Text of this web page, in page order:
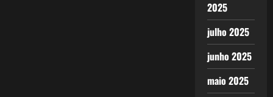
2025
julho 2025
junho 2025
maio 2025